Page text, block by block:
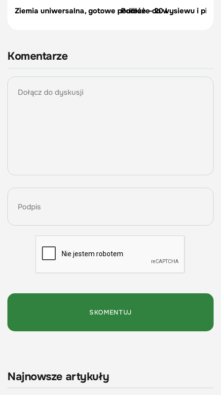
Ziemia uniwersalna, gotowe podłoże – 20 l
Podłoże do wysiewu i
Komentarze
Najnowsze artykuły